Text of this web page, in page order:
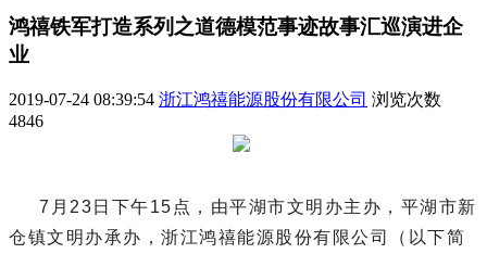
鸿禧铁军打造系列之道德模范事迹故事汇巡演进企
业
2019-07-24 08:39:54 浙江鸿禧能源股份有限公司 浏览次数
4846
7月23日下午15点，由平湖市文明办主办，平湖市新
仓镇文明办承办，浙江鸿禧能源股份有限公司（以下简